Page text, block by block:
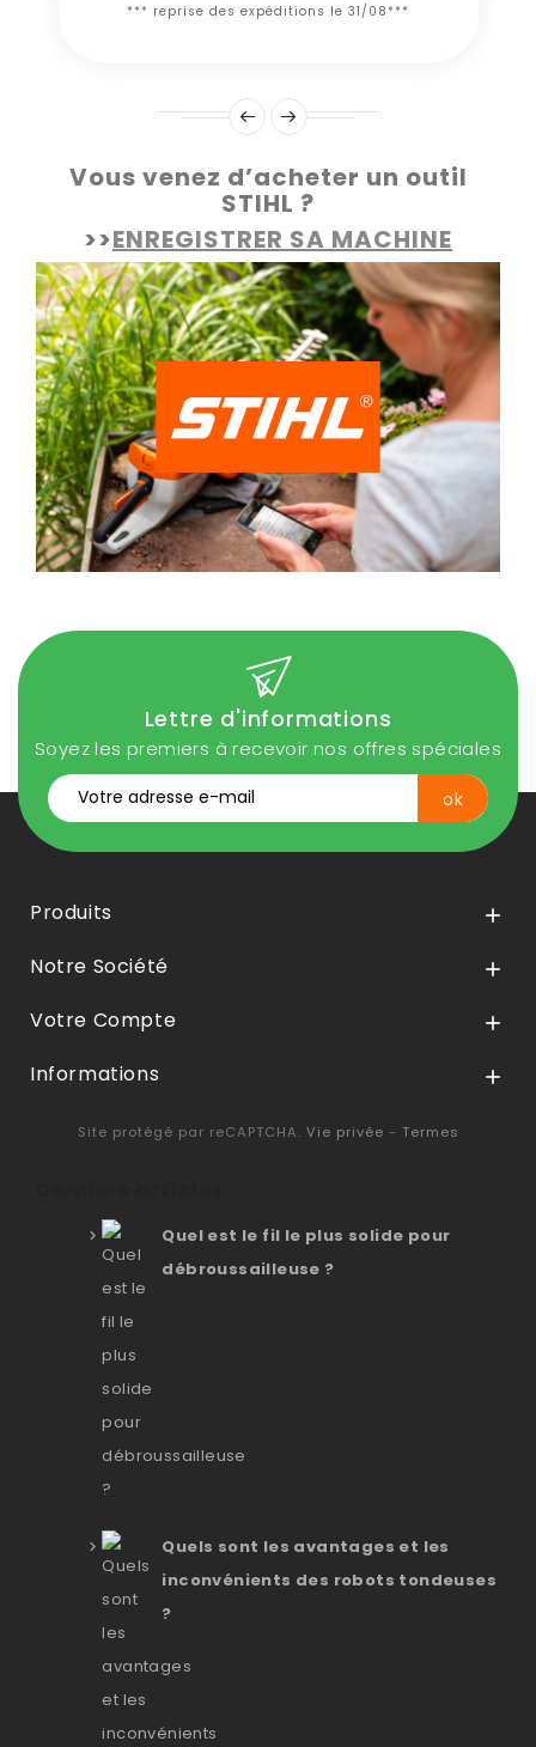
*** reprise des expéditions le 31/08***
Vous venez d’acheter un outil
STIHL ?
>>ENREGISTRER SA MACHINE
Lettre d'informations
Soyez les premiers à recevoir nos offres spéciales
Produits 
Notre Société 
Votre Compte 
Informations 
Site protégé par reCAPTCHA. Vie privée - Termes
Quel est le fil le plus solide pour
débroussailleuse ?
Quels sont les avantages et les
inconvénients des robots tondeuses
?